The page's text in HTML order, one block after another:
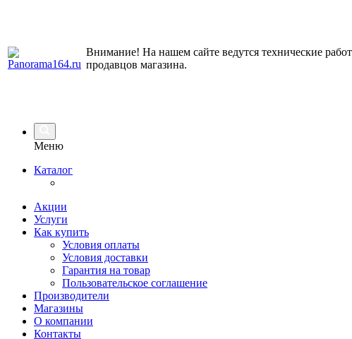
Внимание! На нашем сайте ведутся технические
продавцов магазина.
Меню
Каталог
Акции
Услуги
Как купить
Условия оплаты
Условия доставки
Гарантия на товар
Пользовательское соглашение
Производители
Магазины
О компании
Контакты